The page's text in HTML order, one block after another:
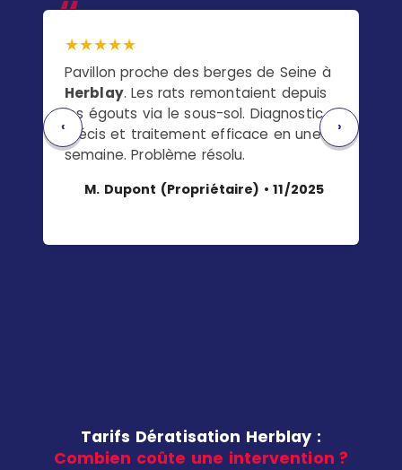
★★★★★
Pavillon proche des berges de Seine à
Herblay. Les rats remontaient depuis
les égouts via le sous-sol. Diagnostic
précis et traitement efficace en une
semaine. Problème résolu.
M. Dupont (Propriétaire) • 11/2025
‹ ›
Tarifs Dératisation Herblay :
Combien coûte une intervention ?